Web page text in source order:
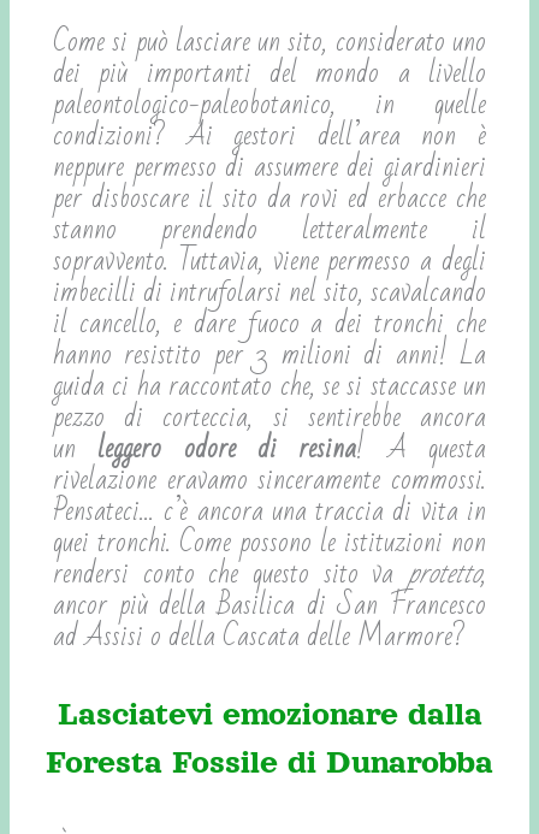
Come si può lasciare un sito, considerato uno
dei più importanti del mondo a livello
paleontologico-paleobotanico, in quelle
condizioni? Ai gestori dell’area non è
neppure permesso di assumere dei giardinieri
per disboscare il sito da rovi ed erbacce che
stanno prendendo letteralmente il
sopravvento. Tuttavia, viene permesso a degli
imbecilli di intrufolarsi nel sito, scavalcando
il cancello, e dare fuoco a dei tronchi che
hanno resistito per 3 milioni di anni! La
guida ci ha raccontato che, se si staccasse un
pezzo di corteccia, si sentirebbe ancora
un leggero odore di resina! A questa
rivelazione eravamo sinceramente commossi.
Pensateci… c’è ancora una traccia di vita in
quei tronchi. Come possono le istituzioni non
rendersi conto che questo sito vaprotetto,
ancor più della Basilica di San Francesco
ad Assisi o della Cascata delle Marmore?
Lasciatevi emozionare dalla
Foresta Fossile di Dunarobba